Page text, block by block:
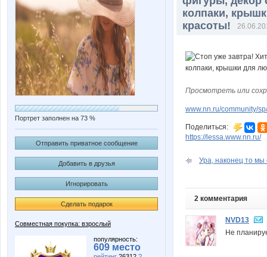
Портрет заполнен на 73 %
Отправить приватное сообщение
Добавить в друзья
Игнорировать
Сделать подарок
Совместная покупка: взрослый
популярность:
609 место
колпаки,
красоты!
Просмотреть или
www.nn.ru/community/
Поделиться:
https://lessa.www.nn.ru/
Ура, наконец то
2 комментария
NVD13
Не